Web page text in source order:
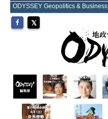
ODYSSEY Geopolitics & Business